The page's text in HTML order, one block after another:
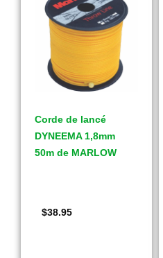
Corde de lancé
DYNEEMA 1,8mm
50m de MARLOW
$38.95